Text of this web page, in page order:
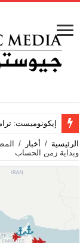
باحث أم
الرئيسية / أخبار /
وبداية زمن الحساب